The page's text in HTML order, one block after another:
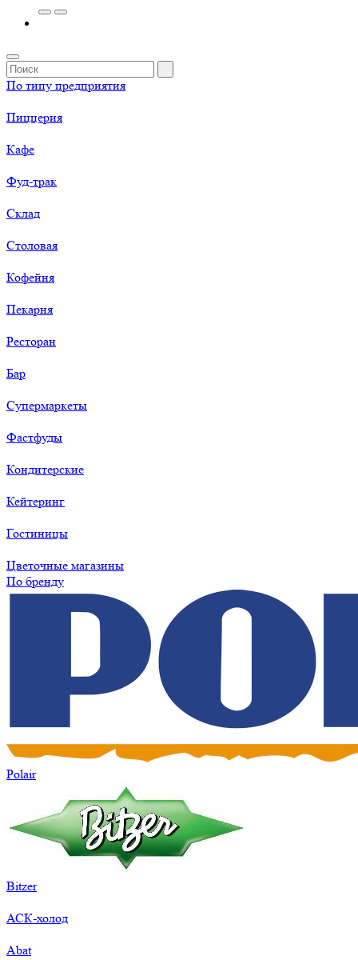
По типу предприятия
Пиццерия
Кафе
Фуд-трак
Склад
Столовая
Кофейня
Пекарня
Ресторан
Бар
Супермаркеты
Фастфуды
Кондитерские
Кейтеринг
Гостиницы
Цветочные магазины
По бренду
Polair
Bitzer
АСК-холод
Abat